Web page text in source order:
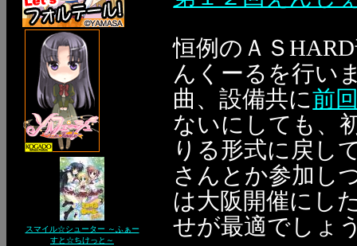
スマイル☆シューター ～ふぁー
すと☆ちけっと～
恒例のＡＳ
んくーるを行い
曲、設備共に前
ないにしても、
りる形式に戻し
さんとか参加し
は大阪開催にし
せが最適でしょ